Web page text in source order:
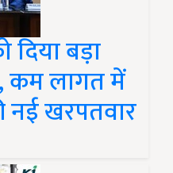
दिया बड़ा
कम लागत में
नई खरपतवार